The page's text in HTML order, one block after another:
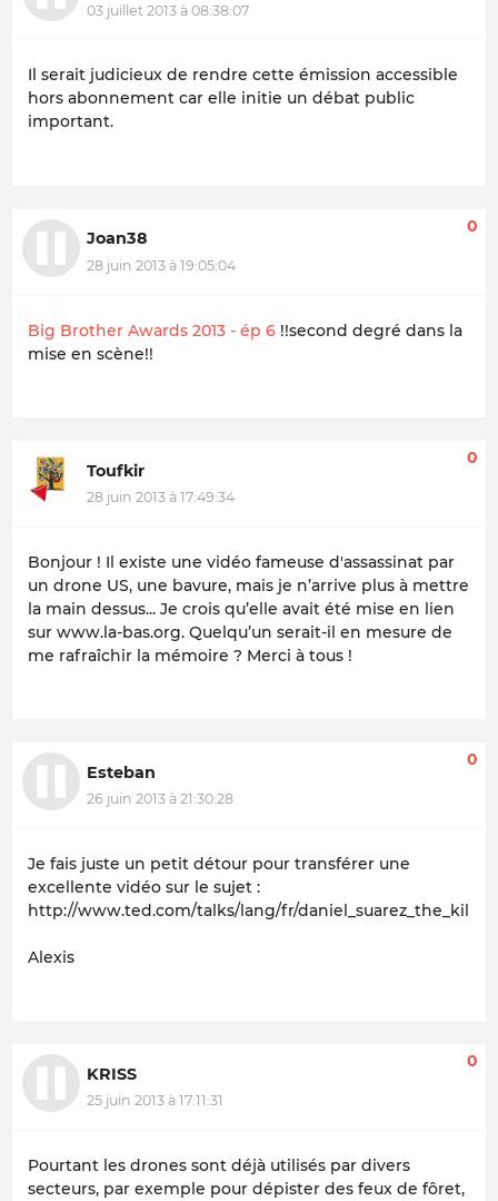
03 juillet 2013 à 08:38:07
Il serait judicieux de rendre cette émission accessible
hors abonnement car elle initie un débat public
important.
Joan38
28 juin 2013 à 19:05:04
0
Big Brother Awards 2013 - ép 6 !!second degré dans la
mise en scène!!
Toufkir
28 juin 2013 à 17:49:34
0
Bonjour ! Il existe une vidéo fameuse d'assassinat par
un drone US, une bavure, mais je n’arrive plus à mettre
la main dessus... Je crois qu’elle avait été mise en lien
sur www.la-bas.org. Quelqu’un serait-il en mesure de
me rafraîchir la mémoire ? Merci à tous !
Esteban
26 juin 2013 à 21:30:28
0
Je fais juste un petit détour pour transférer une
excellente vidéo sur le sujet :
http://www.ted.com/talks/lang/fr/
Alexis
KRISS
25 juin 2013 à 17:11:31
0
Pourtant les drones sont déjà utilisés par divers
secteurs, par exemple pour dépister des feux de fôret,